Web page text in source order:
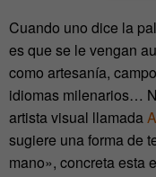
Cuando uno dice la
es que se le vengan
como artesanía,
idiomas milenarios…
artista visual llamada
sugiere una forma de
mano», concreta esta